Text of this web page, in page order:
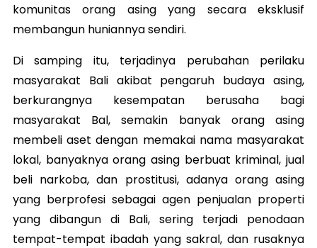
komunitas orang asing yang secara eksklusif
membangun huniannya sendiri.
Di samping itu, terjadinya perubahan perilaku
masyarakat Bali akibat pengaruh budaya asing,
berkurangnya kesempatan berusaha bagi
masyarakat Bal, semakin banyak orang asing
membeli aset dengan memakai nama masyarakat
lokal, banyaknya orang asing berbuat kriminal, jual
beli narkoba, dan prostitusi, adanya orang asing
yang berprofesi sebagai agen penjualan properti
yang dibangun di Bali, sering terjadi penodaan
tempat-tempat ibadah yang sakral, dan rusaknya